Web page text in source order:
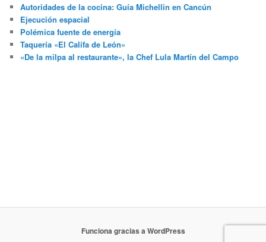
Autoridades de la cocina: Guía Michellin en Cancún
Ejecución espacial
Polémica fuente de energía
Taquería «El Califa de León»
«De la milpa al restaurante», la Chef Lula Martín del Campo
Funciona gracias a WordPress